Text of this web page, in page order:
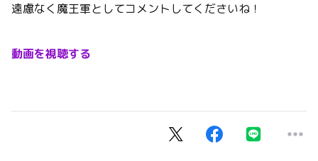
遠慮なく魔王軍としてコメントしてくださいね！
動画を視聴する